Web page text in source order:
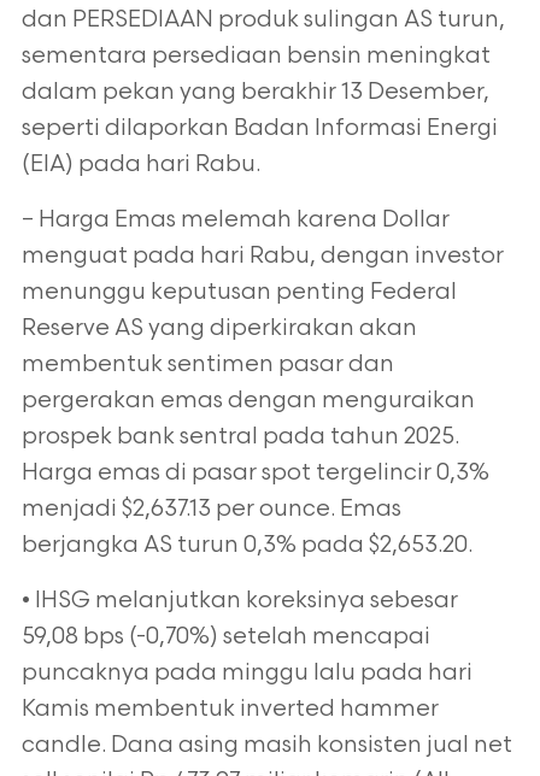
dan PERSEDIAAN produk sulingan AS turun,
sementara persediaan bensin meningkat
dalam pekan yang berakhir 13 Desember,
seperti dilaporkan Badan Informasi Energi
(EIA) pada hari Rabu.
– Harga Emas melemah karena Dollar
menguat pada hari Rabu, dengan investor
menunggu keputusan penting Federal
Reserve AS yang diperkirakan akan
membentuk sentimen pasar dan
pergerakan emas dengan menguraikan
prospek bank sentral pada tahun 2025.
Harga emas di pasar spot tergelincir 0,3%
menjadi $2,637.13 per ounce. Emas
berjangka AS turun 0,3% pada $2,653.20.
• IHSG melanjutkan koreksinya sebesar
59,08 bps (-0,70%) setelah mencapai
puncaknya pada minggu lalu pada hari
Kamis membentuk inverted hammer
candle. Dana asing masih konsisten jual net